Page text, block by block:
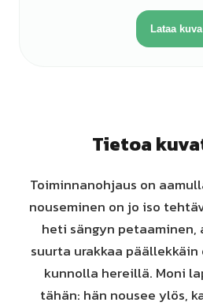
Lataa kuva
Tietoa
Toiminnanohjaus on
nouseminen on jo iso
heti sängyn petaaminen,
suurta urakkaa
kunnolla hereillä. Moni
tähän: hän nousee ylös,